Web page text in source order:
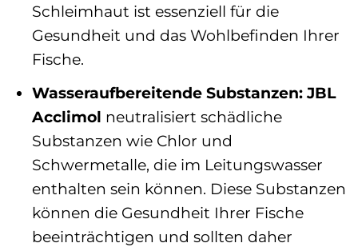
Schleimhaut ist essenziell für die
Gesundheit und das Wohlbefinden Ihrer
Fische.
Wasseraufbereitende Substanzen: JBL
Acclimol neutralisiert schädliche
Substanzen wie Chlor und
Schwermetalle, die im Leitungswasser
enthalten sein können. Diese Substanzen
können die Gesundheit Ihrer Fische
beeinträchtigen und sollten daher